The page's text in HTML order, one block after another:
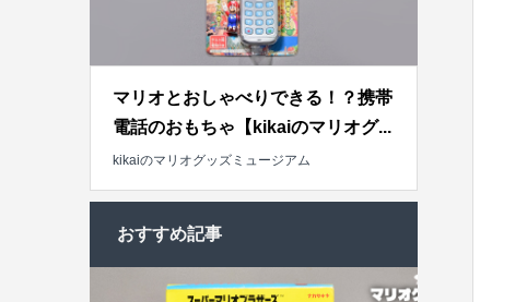
マリオとおしゃべりできる！？携帯
電話のおもちゃ【kikaiのマリオグ...
kikaiのマリオグッズミュージアム
おすすめ記事